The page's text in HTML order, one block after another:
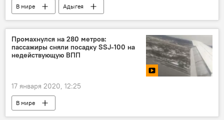
В мире
Адыгея
Республика Адыгея
ДТП
Промахнулся на 280 метров:
пассажиры сняли посадку SSJ-100 на
недействующую ВПП
17 января 2020, 12:25
В мире